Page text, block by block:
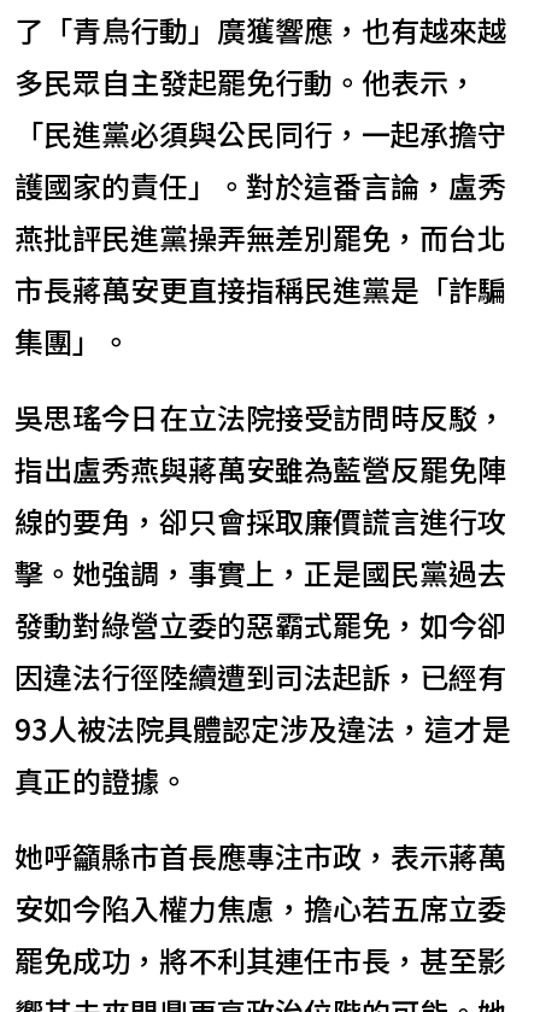
了「青鳥行動」廣獲響應，也有越來越
多民眾自主發起罷免行動。他表示，
「民進黨必須與公民同行，一起承擔守
護國家的責任」。對於這番言論，盧秀
燕批評民進黨操弄無差別罷免，而台北
市長蔣萬安更直接指稱民進黨是「詐騙
集團」。
吳思瑤今日在立法院接受訪問時反駁，
指出盧秀燕與蔣萬安雖為藍營反罷免陣
線的要角，卻只會採取廉價謊言進行攻
擊。她強調，事實上，正是國民黨過去
發動對綠營立委的惡霸式罷免，如今卻
因違法行徑陸續遭到司法起訴，已經有
93人被法院具體認定涉及違法，這才是
真正的證據。
她呼籲縣市首長應專注市政，表示蔣萬
安如今陷入權力焦慮，擔心若五席立委
罷免成功，將不利其連任市長，甚至影